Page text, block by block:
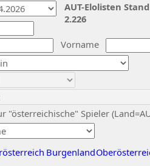
Vorname
"österreichische" Spieler
Burgenland
AUT-Elolisten
2.226